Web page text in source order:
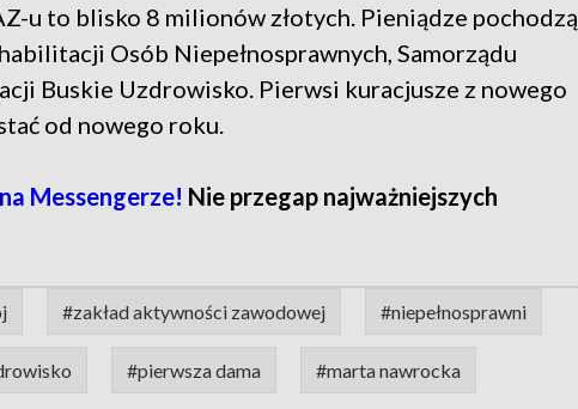
u to blisko 8 milionów złotych. Pieniądze pochodzą
Osób Niepełnosprawnych, Samorządu
Buskie Uzdrowisko. Pierwsi kuracjusze z nowego
od nowego roku.
Messengerze! Nie przegap najważniejszych
#zakład aktywności zawodowej #niepełnosprawni
#pierwsza dama #marta nawrocka